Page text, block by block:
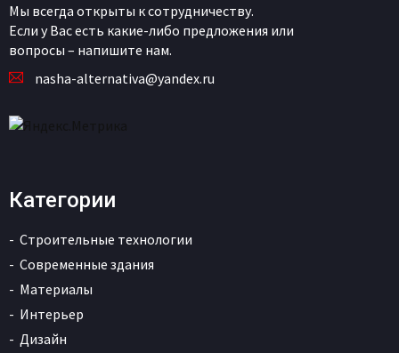
Мы всегда открыты к сотрудничеству.
Если у Вас есть какие-либо предложения или
вопросы – напишите нам.
nasha-alternativa@yandex.ru
Категории
Строительные технологии
Современные здания
Материалы
Интерьер
Дизайн